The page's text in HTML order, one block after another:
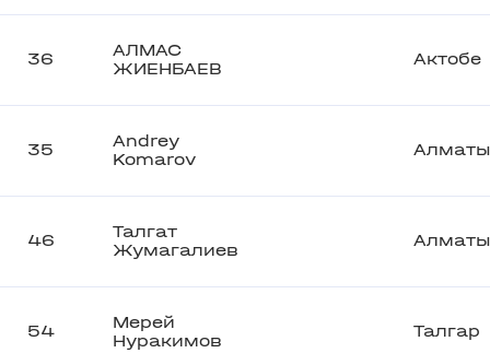
36
АЛМАС
ЖИЕНБАЕВ
Актобе
35
Andrey
Komarov
Алматы
46
Талгат
Жумагалиев
Алматы
54
Мерей
Нуракимов
Талгар